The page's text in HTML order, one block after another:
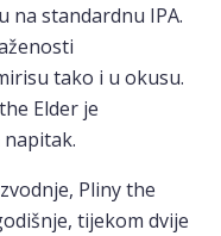
na standardnu IPA.
tako i u okusu.
Elder je
Pliny the
tijekom dvije